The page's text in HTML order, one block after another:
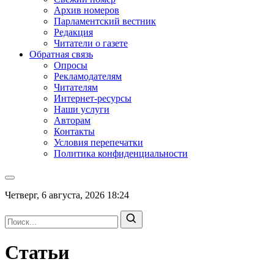
Архив номеров
Парламентский вестник
Редакция
Читатели о газете
Обратная связь
Опросы
Рекламодателям
Читателям
Интернет-ресурсы
Наши услуги
Авторам
Контакты
Условия перепечатки
Политика конфиденциальности
Четверг, 6 августа, 2026 18:24
Статьи